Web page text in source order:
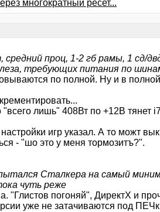
многократный ресет...
средний проц, 1-2 гб рамы, 1 сд/
требующих питания по
по полной. Ну и в
лишь" 408Вт по +12В тянет
игр указал. А то можт
- "шо это у меня тормозитъ?".
Сталкера на самый
чуть реже
"Глистов погоняй", ДиректХ и
уже не затачиваются под